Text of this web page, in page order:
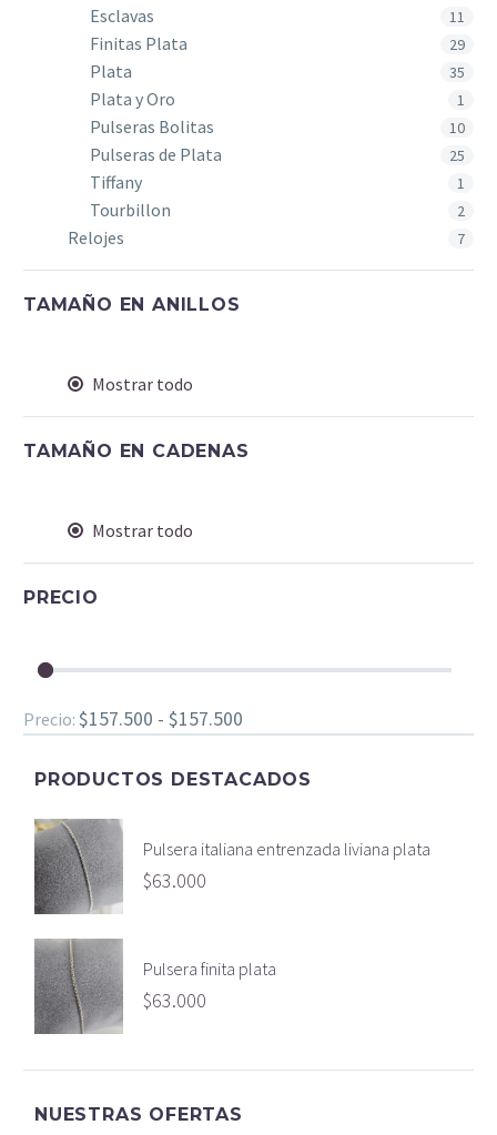
Esclavas 11
Finitas Plata 29
Plata 35
Plata y Oro 1
Pulseras Bolitas 10
Pulseras de Plata 25
Tiffany 1
Tourbillon 2
Relojes 7
TAMAÑO EN ANILLOS
Mostrar todo
TAMAÑO EN CADENAS
Mostrar todo
PRECIO
Precio: $157.500 - $157.500
PRODUCTOS DESTACADOS
Pulsera italiana entrenzada liviana plata
$63.000
Pulsera finita plata
$63.000
NUESTRAS OFERTAS